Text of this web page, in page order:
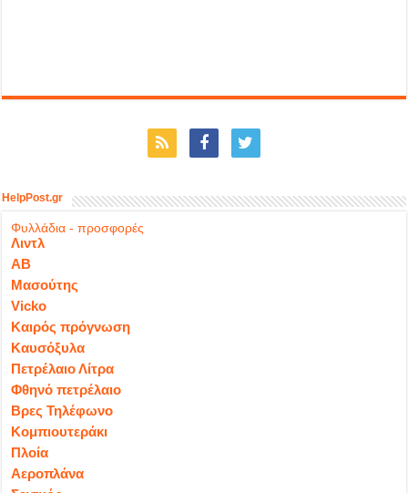
HelpPost.gr
Φυλλάδια - προσφορές
Λιντλ
ΑΒ
Μασούτης
Vicko
Καιρός πρόγνωση
Καυσόξυλα
Πετρέλαιο Λίτρα
Φθηνό πετρέλαιο
Βρες Τηλέφωνο
Κομπιουτεράκι
Πλοία
Αεροπλάνα